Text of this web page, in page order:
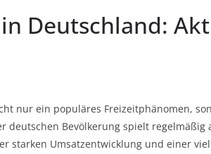
Deutschland:
nur ein populäres Freizeitphänomen,
deutschen Bevölkerung spielt regelmäßig
starken Umsatzentwicklung und einer